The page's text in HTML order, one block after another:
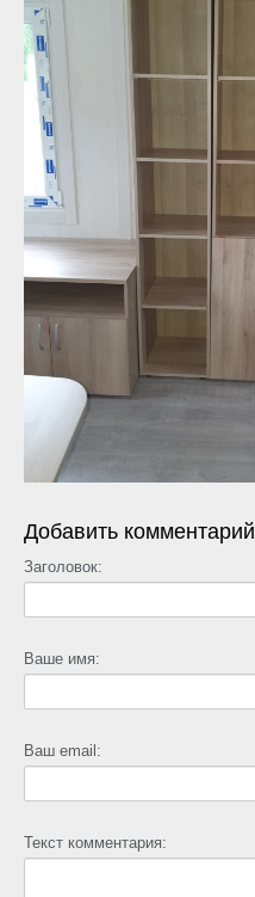
УСЛУГИ
ОПЛАТА
КОНТАКТЫ
Добавить комментарий
Заголовок:
Ваше имя:
Ваш email:
Текст комментария: